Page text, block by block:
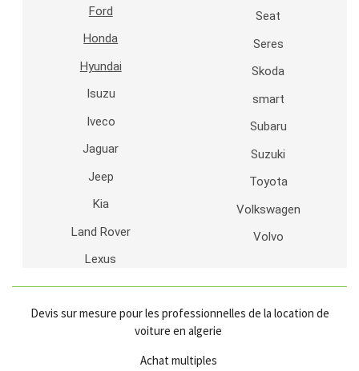
Ford
Honda
Hyundai
Isuzu
Iveco
Jaguar
Jeep
Kia
Land Rover
Lexus
Seat
Seres
Skoda
smart
Subaru
Suzuki
Toyota
Volkswagen
Volvo
Devis sur mesure pour les professionnelles de la location de
voiture en algerie
Achat multiples